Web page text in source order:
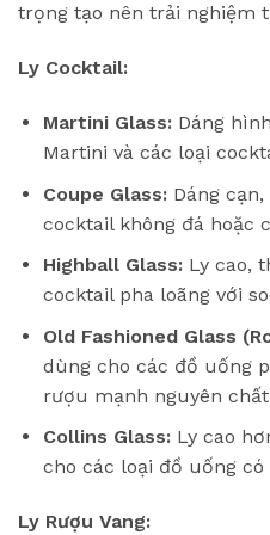
trọng tạo nên trải nghiệm
Ly Cocktail:
Martini Glass:Dáng
Martini và các loại
Coupe Glass:Dáng cạn,
cocktail không đá hoặc
Highball Glass:Ly cao,
cocktail pha loãng với
Old Fashioned Glass
dùng cho các đồ uống
rượu mạnh nguyên
Collins Glass:Ly cao
cho các loại đồ uống
Ly Rượu Vang: